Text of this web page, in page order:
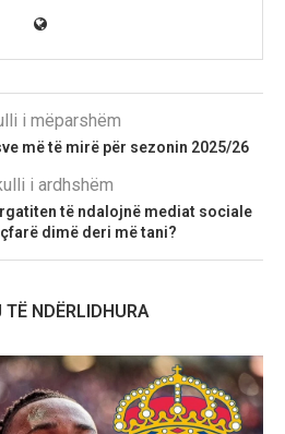
i mëparshëm
më të mirë për sezonin 2025/26
i ardhshëm
të ndalojnë mediat sociale
dimë deri më tani?
TË NDËRLIDHURA